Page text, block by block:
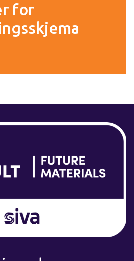
for